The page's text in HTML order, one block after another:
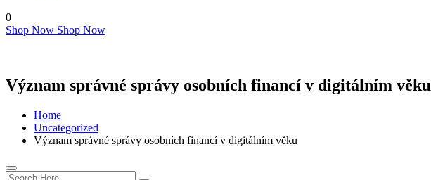
0
Shop Now Shop Now
Význam správné správy osobních financí v digitálním věku
Home
Uncategorized
Význam správné správy osobních financí v digitálním věku